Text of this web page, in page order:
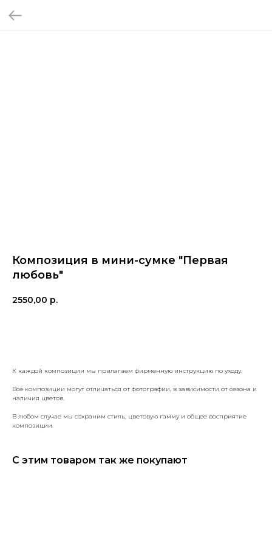
Композиция в мини-сумке "Первая
любовь"
2550,00 р.
К каждой композиции мы прилагаем фирменную инструкцию по уходу.
Все композиции могут отличаться от фотографии, в зависимости от сезона и
наличия цветов.
В любом случае мы сохраним стиль, цветовую гамму и общее восприятие
композиции.
С этим товаром так же покупают